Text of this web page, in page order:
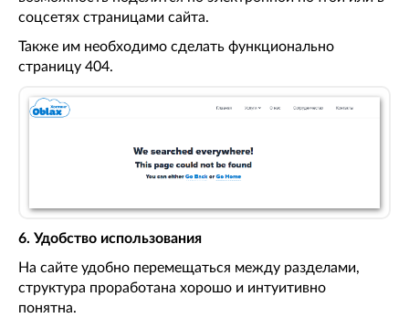
соцсетях страницами сайта.
Также им необходимо сделать функционально
страницу 404.
6. Удобство использования
На сайте удобно перемещаться между разделами,
структура проработана хорошо и интуитивно
понятна.